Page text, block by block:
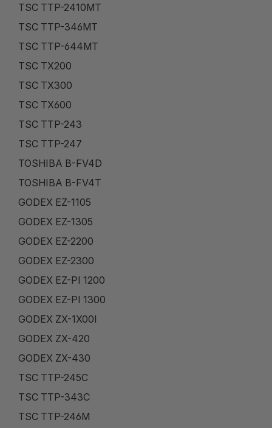
TSC TTP-2410MT
TSC TTP-346MT
TSC TTP-644MT
TSC TX200
TSC TX300
TSC TX600
TSC TTP-243
TSC TTP-247
TOSHIBA B-FV4D
TOSHIBA B-FV4T
GODEX EZ-1105
GODEX EZ-1305
GODEX EZ-2200
GODEX EZ-2300
GODEX EZ-PI 1200
GODEX EZ-PI 1300
GODEX ZX-1X00I
GODEX ZX-420
GODEX ZX-430
TSC TTP-245C
TSC TTP-343C
TSC TTP-246M